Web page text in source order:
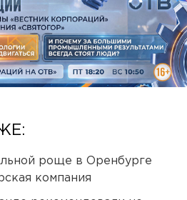
роще в Оренбурге
компания